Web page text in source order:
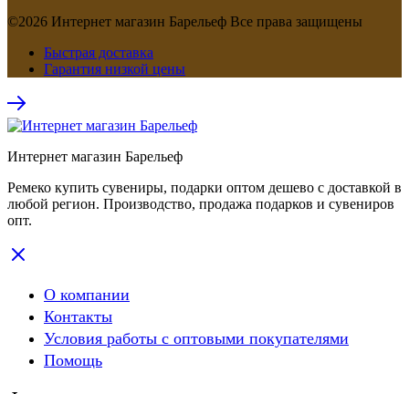
©2026 Интернет магазин Барельеф Все права защищены
Быстрая доставка
Гарантия низкой цены
Интернет магазин Барельеф
Ремеко купить сувениры, подарки оптом дешево с доставкой в
любой регион. Производство, продажа подарков и сувениров
опт.
О компании
Контакты
Условия работы с оптовыми покупателями
Помощь